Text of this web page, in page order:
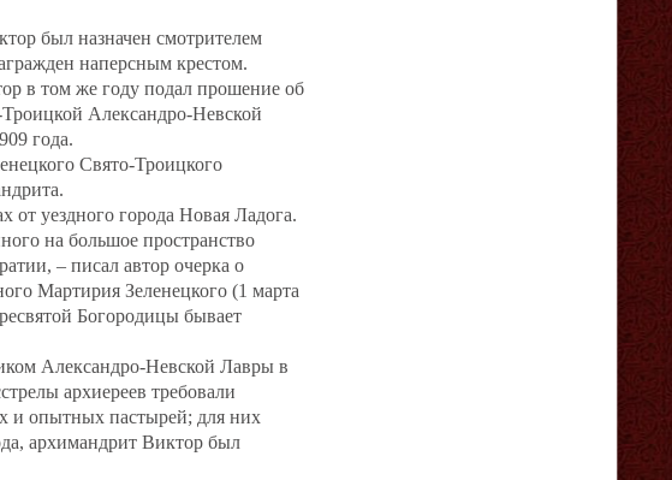
был назначен смотрителем
наперсным крестом.
в том же году подал прошение об
Александро‐Невской
года.
Свято‐Троицкого
от уездного города Новая Ладога.
на большое пространство
– писал автор очерка о
Мартирия Зеленецкого (1 марта
Богородицы бывает
Александро‐Невской Лавры в
архиереев требовали
и опытных пастырей; для них
архимандрит Виктор был